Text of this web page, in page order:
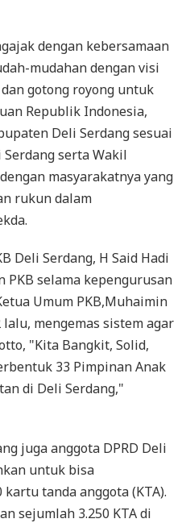
dengan kebersamaan
mudahan dengan visi
gotong royong untuk
Republik Indonesia,
Deli Serdang sesuai
serta Wakil
masyarakatnya yang
rukun dalam
Deli Serdang, H Said Hadi
PKB selama kepengurusan
Umum PKB,Muhaimin
mengemas sistem agar
"Kita Bangkit, Solid,
33 Pimpinan Anak
di Deli Serdang,"
juga anggota DPRD Deli
untuk bisa
tanda anggota (KTA).
sejumlah 3.250 KTA di